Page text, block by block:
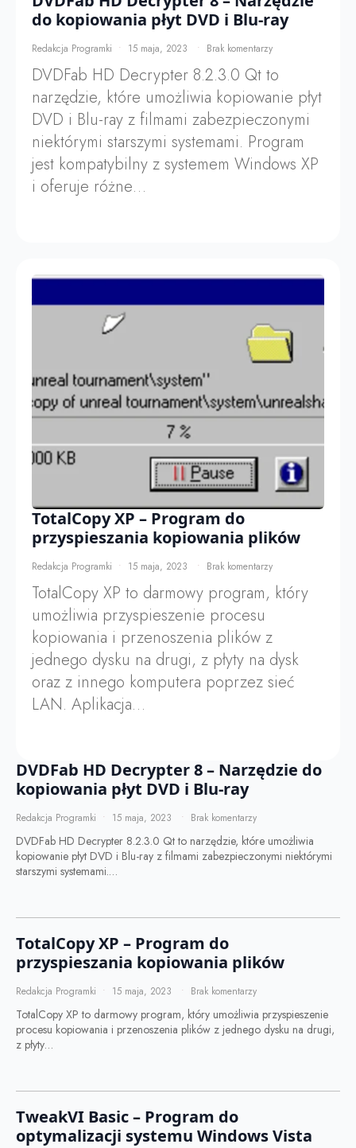
do kopiowania płyt DVD i Blu-ray
Redakcja Programki 15 maja, 2023 Brak komentarzy
DVDFab HD Decrypter 8.2.3.0 Qt to
narzędzie, które umożliwia kopiowanie płyt
DVD i Blu-ray z filmami zabezpieczonymi
niektórymi starszymi systemami. Program
jest kompatybilny z systemem Windows XP
i oferuje różne…
TotalCopy XP – Program do
przyspieszania kopiowania plików
Redakcja Programki 15 maja, 2023 Brak komentarzy
TotalCopy XP to darmowy program, który
umożliwia przyspieszenie procesu
kopiowania i przenoszenia plików z
jednego dysku na drugi, z płyty na dysk
oraz z innego komputera poprzez sieć
LAN. Aplikacja…
DVDFab HD Decrypter 8 – Narzędzie do
kopiowania płyt DVD i Blu-ray
Redakcja Programki 15 maja, 2023 Brak komentarzy
DVDFab HD Decrypter 8.2.3.0 Qt to narzędzie, które umożliwia
kopiowanie płyt DVD i Blu-ray z filmami zabezpieczonymi niektórymi
starszymi systemami.…
TotalCopy XP – Program do
przyspieszania kopiowania plików
Redakcja Programki 15 maja, 2023 Brak komentarzy
TotalCopy XP to darmowy program, który umożliwia przyspieszenie
procesu kopiowania i przenoszenia plików z jednego dysku na drugi,
z płyty…
TweakVI Basic – Program do
optymalizacji systemu Windows Vista